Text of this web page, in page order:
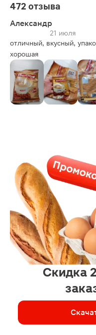
472 отзыва
Александр
21 июля
отличный, вкусный,
хорошая
Скидка